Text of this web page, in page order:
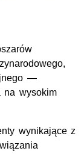
—
na wysokim
wynikające z